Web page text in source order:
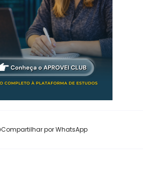
Compartilhar por WhatsApp